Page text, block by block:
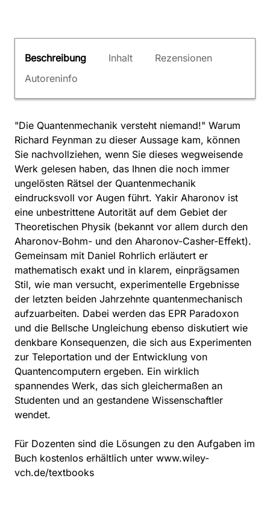
Beschreibung Inhalt
Rezensionen
Autoreninfo
"Die Quantenmechanik versteht niemand!" Warum
Richard Feynman zu dieser Aussage kam, können
Sie nachvollziehen, wenn Sie dieses wegweisende
Werk gelesen haben, das Ihnen die noch immer
ungelösten Rätsel der Quantenmechanik
eindrucksvoll vor Augen führt. Yakir Aharonov ist
eine unbestrittene Autorität auf dem Gebiet der
Theoretischen Physik (bekannt vor allem durch den
Aharonov-Bohm- und den Aharonov-Casher-Effekt).
Gemeinsam mit Daniel Rohrlich erläutert er
mathematisch exakt und in klarem, einprägsamen
Stil, wie man versucht, experimentelle Ergebnisse
der letzten beiden Jahrzehnte quantenmechanisch
aufzuarbeiten. Dabei werden das EPR Paradoxon
und die Bellsche Ungleichung ebenso diskutiert wie
denkbare Konsequenzen, die sich aus Experimenten
zur Teleportation und der Entwicklung von
Quantencomputern ergeben. Ein wirklich
spannendes Werk, das sich gleichermaßen an
Studenten und an gestandene Wissenschaftler
wendet.
Für Dozenten sind die Lösungen zu den Aufgaben im
Buch kostenlos erhältlich unter www.wiley-
vch.de/textbooks